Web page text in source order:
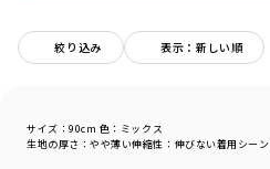
絞り込み 表示：新しい順
生地の厚さ ：やや薄い伸縮性 ：伸びない着用シーン
サイズ：90cm 色：ミックス